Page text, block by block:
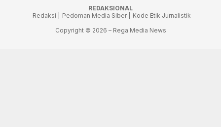
REDAKSIONAL
Redaksi |
Pedoman Media Siber |
Kode Etik Jurnalistik
Copyright © 2026 – Rega Media News